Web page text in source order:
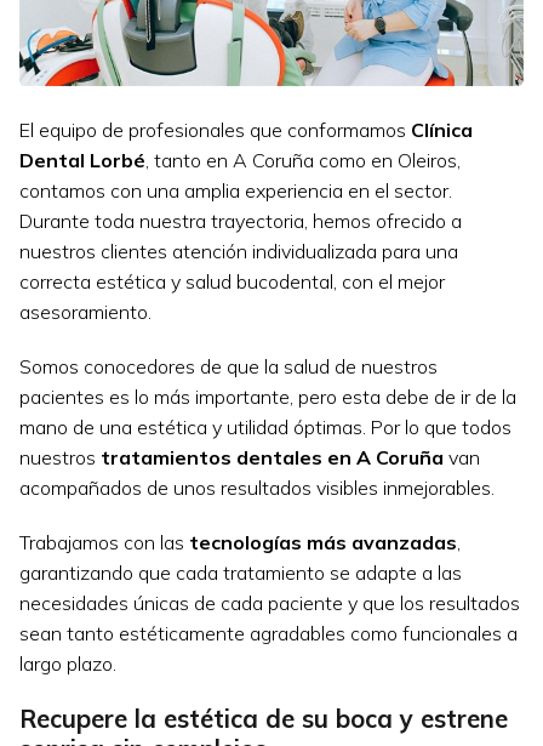
El equipo de profesionales que conformamos Clínica
Dental Lorbé, tanto en A Coruña como en Oleiros,
contamos con una amplia experiencia en el sector.
Durante toda nuestra trayectoria, hemos ofrecido a
nuestros clientes atención individualizada para una
correcta estética y salud bucodental, con el mejor
asesoramiento.
Somos conocedores de que la salud de nuestros
pacientes es lo más importante, pero esta debe de ir de la
mano de una estética y utilidad óptimas. Por lo que todos
nuestros tratamientos dentales en A Coruña van
acompañados de unos resultados visibles inmejorables.
Trabajamos con las tecnologías más avanzadas,
garantizando que cada tratamiento se adapte a las
necesidades únicas de cada paciente y que los resultados
sean tanto estéticamente agradables como funcionales a
largo plazo.
Recupere la estética de su boca y estrene